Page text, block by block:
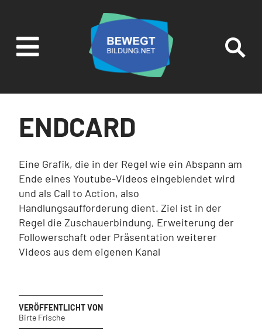
ENDCARD
Eine Grafik, die in der Regel wie ein Abspann am
Ende eines Youtube-Videos eingeblendet wird
und als Call to Action, also
Handlungsaufforderung dient. Ziel ist in der
Regel die Zuschauerbindung, Erweiterung der
Followerschaft oder Präsentation weiterer
Videos aus dem eigenen Kanal
VERÖFFENTLICHT VON
Birte Frische
SUCHEN UND
FILTERN